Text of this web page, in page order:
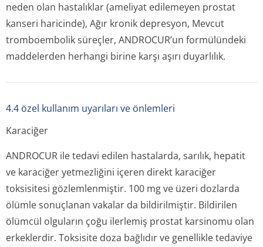
neden olan hastalıklar (ameliyat edilemeyen prostat
kanseri haricinde), Ağır kronik depresyon, Mevcut
tromboembolik süreçler, ANDROCUR’un formülündeki
maddelerden herhangi birine karşı aşırı duyarlılık.
4.4 özel kullanım uyarıları ve önlemleri
Karaciğer
ANDROCUR ile tedavi edilen hastalarda, sarılık, hepatit
ve karaciğer yetmezliğini içeren direkt karaciğer
toksisitesi gözlemlenmiştir. 100 mg ve üzeri dozlarda
ölümle sonuçlanan vakalar da bildirilmiştir. Bildirilen
ölümcül olguların çoğu ilerlemiş prostat karsinomu olan
erkeklerdir. Toksisite doza bağlıdır ve genellikle tedaviye